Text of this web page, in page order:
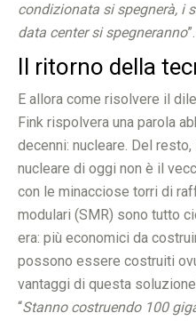
condizionata si spegnerà, i
data center si spegneranno”.
Il ritorno della
E allora come risolvere il
Fink rispolvera una parola
decenni: nucleare. Del
nucleare di oggi non è il
con le minacciose torri di
modulari (SMR) sono tutto
era: più economici da
possono essere costruiti
vantaggi di questa
“Stanno costruendo 100